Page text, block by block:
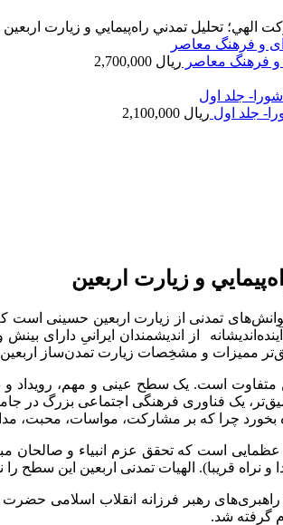
الهي؛ تحليل تمدني راه‌پيمايي و زيارت اربعين
و فرهنگ معاصر ریال
جلد اول ریال
و زيارت اربعين
خوانش‌های تمدنی از زیارت اربعین حسینی
از اندیشمندان ایرانیِ دارای
ممیزات و مشخِصات زیارت تمدن‌ساز
یک فناوری فرهنگی اجتماعی بزرگ در
بخورد چرا که بر مشارکت، مواسات،
عظمایی است که تحقق عزم انبیاء و صالحان
و نراه قریبا). الهیات تمدنی اربعین این سطح
رهبر فرزانه انقلاب اسلامی
گرفته شد.